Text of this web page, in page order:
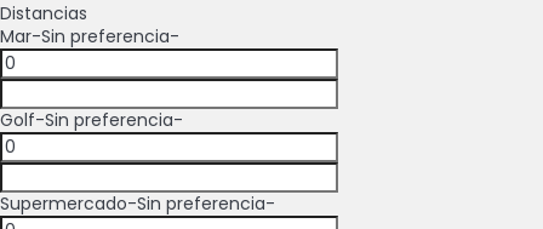
Distancias
Mar-Sin preferencia-
Golf-Sin preferencia-
Supermercado-Sin preferencia-